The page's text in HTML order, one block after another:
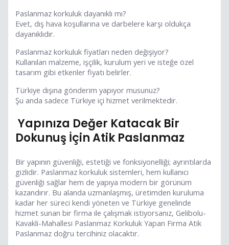
Paslanmaz korkuluk dayanıklı mı?
Evet, dış hava koşullarına ve darbelere karşı oldukça
dayanıklıdır.
Paslanmaz korkuluk fiyatları neden değişiyor?
Kullanılan malzeme, işçilik, kurulum yeri ve isteğe özel
tasarım gibi etkenler fiyatı belirler.
Türkiye dışına gönderim yapıyor musunuz?
Şu anda sadece Türkiye içi hizmet verilmektedir.
Yapınıza Değer Katacak Bir
Dokunuş İçin Atik Paslanmaz
Bir yapının güvenliği, estetiği ve fonksiyonelliği; ayrıntılarda
gizlidir. Paslanmaz korkuluk sistemleri, hem kullanıcı
güvenliği sağlar hem de yapıya modern bir görünüm
kazandırır. Bu alanda uzmanlaşmış, üretimden kuruluma
kadar her süreci kendi yöneten ve Türkiye genelinde
hizmet sunan bir firma ile çalışmak istiyorsanız, Gelibolu-
Kavakli-Mahallesi Paslanmaz Korkuluk Yapan Firma Atik
Paslanmaz doğru tercihiniz olacaktır.